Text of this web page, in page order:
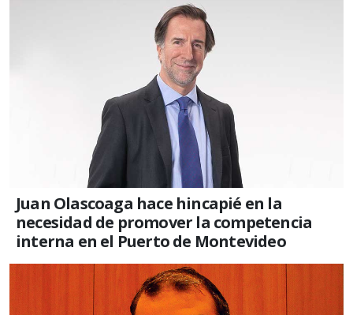
Juan Olascoaga hace hincapié en la
necesidad de promover la competencia
interna en el Puerto de Montevideo